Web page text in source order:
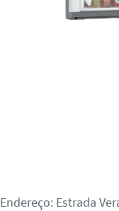
Endereço: Estrada